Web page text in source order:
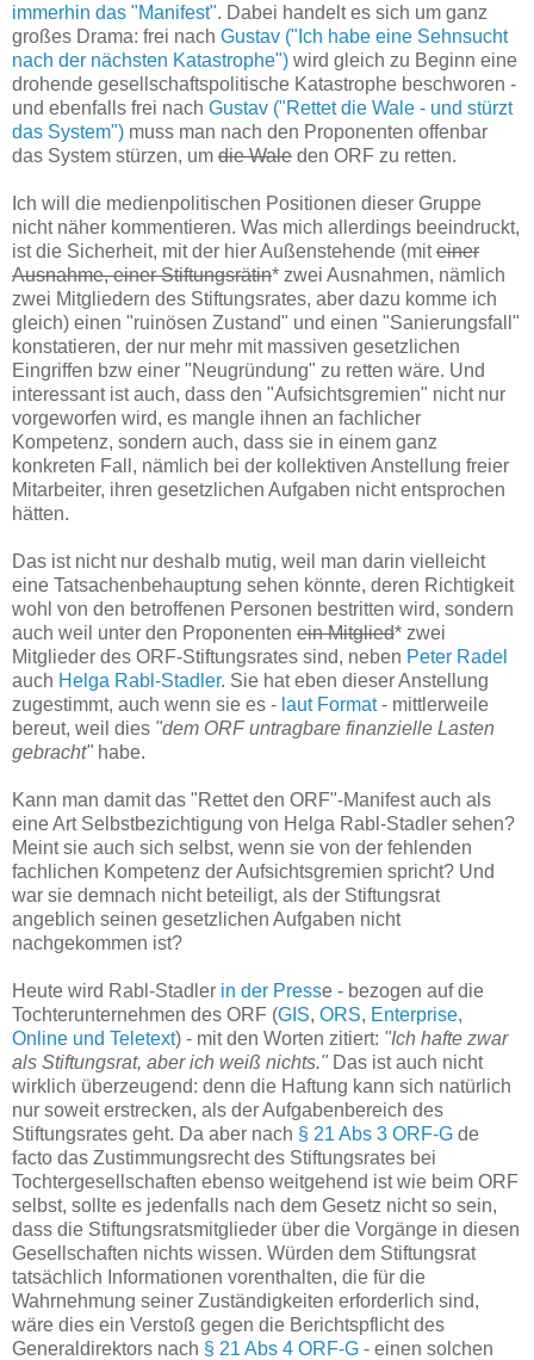
immerhin das "Manifest". Dabei handelt es sich um ganz
großes Drama: frei nach Gustav ("Ich habe eine Sehnsucht
nach der nächsten Katastrophe") wird gleich zu Beginn eine
drohende gesellschaftspolitische Katastrophe beschworen -
und ebenfalls frei nach Gustav ("Rettet die Wale - und stürzt
das System") muss man nach den Proponenten offenbar
das System stürzen, um die Wale den ORF zu retten.
Ich will die medienpolitischen Positionen dieser Gruppe
nicht näher kommentieren. Was mich allerdings beeindruckt,
ist die Sicherheit, mit der hier Außenstehende (miteiner
Ausnahme, einer Stiftungsrätin* zwei Ausnahmen, nämlich
zwei Mitgliedern des Stiftungsrates, aber dazu komme ich
gleich) einen "ruinösen Zustand" und einen "Sanierungsfall"
konstatieren, der nur mehr mit massiven gesetzlichen
Eingriffen bzw einer "Neugründung" zu retten wäre. Und
interessant ist auch, dass den "Aufsichtsgremien" nicht nur
vorgeworfen wird, es mangle ihnen an fachlicher
Kompetenz, sondern auch, dass sie in einem ganz
konkreten Fall, nämlich bei der kollektiven Anstellung freier
Mitarbeiter, ihren gesetzlichen Aufgaben nicht entsprochen
hätten.
Das ist nicht nur deshalb mutig, weil man darin vielleicht
eine Tatsachenbehauptung sehen könnte, deren Richtigkeit
wohl von den betroffenen Personen bestritten wird, sondern
auch weil unter den Proponenten ein Mitglied* zwei
Mitglieder des ORF-Stiftungsrates sind, neben Peter Radel
auch Helga Rabl-Stadler. Sie hat eben dieser Anstellung
zugestimmt, auch wenn sie es - laut Format- mittlerweile
bereut, weil dies "dem ORF untragbare finanzielle Lasten
gebracht" habe.
Kann man damit das "Rettet den ORF"-Manifest auch als
eine Art Selbstbezichtigung von Helga Rabl-Stadler sehen?
Meint sie auch sich selbst, wenn sie von der fehlenden
fachlichen Kompetenz der Aufsichtsgremien spricht? Und
war sie demnach nicht beteiligt, als der Stiftungsrat
angeblich seinen gesetzlichen Aufgaben nicht
nachgekommen ist?
Heute wird Rabl-Stadler in der Presse - bezogen auf die
Tochterunternehmen des ORF (GIS, ORS, Enterprise,
Online und Teletext) - mit den Worten zitiert: "Ich hafte zwar
als Stiftungsrat, aber ich weiß nichts." Das ist auch nicht
wirklich überzeugend: denn die Haftung kann sich natürlich
nur soweit erstrecken, als der Aufgabenbereich des
Stiftungsrates geht. Da aber nach § 21 Abs 3 ORF-G de
facto das Zustimmungsrecht des Stiftungsrates bei
Tochtergesellschaften ebenso weitgehend ist wie beim ORF
selbst, sollte es jedenfalls nach dem Gesetz nicht so sein,
dass die Stiftungsratsmitglieder über die Vorgänge in diesen
Gesellschaften nichts wissen. Würden dem Stiftungsrat
tatsächlich Informationen vorenthalten, die für die
Wahrnehmung seiner Zuständigkeiten erforderlich sind,
wäre dies ein Verstoß gegen die Berichtspflicht des
Generaldirektors nach § 21 Abs 4 ORF-G - einen solchen